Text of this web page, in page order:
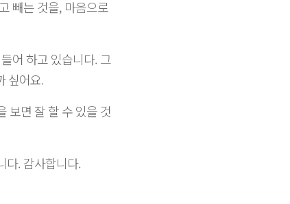
빼는 것을, 마음으로
어 하고 있습니다. 그
싶어요.
보면 잘 할 수 있을 것
다. 감사합니다.